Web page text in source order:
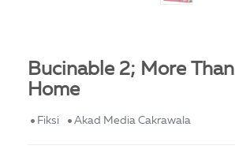
Bucinable 2; More Than
Home
Fiksi Akad Media Cakrawala